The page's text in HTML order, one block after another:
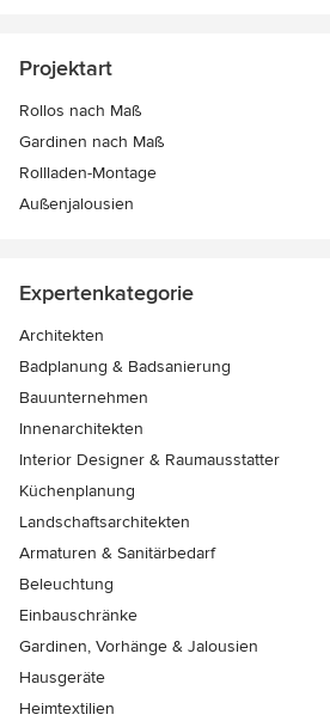
Projektart
Rollos nach Maß
Gardinen nach Maß
Rollladen-Montage
Außenjalousien
Expertenkategorie
Architekten
Badplanung & Badsanierung
Bauunternehmen
Innenarchitekten
Interior Designer & Raumausstatter
Küchenplanung
Landschaftsarchitekten
Armaturen & Sanitärbedarf
Beleuchtung
Einbauschränke
Gardinen, Vorhänge & Jalousien
Hausgeräte
Heimtextilien